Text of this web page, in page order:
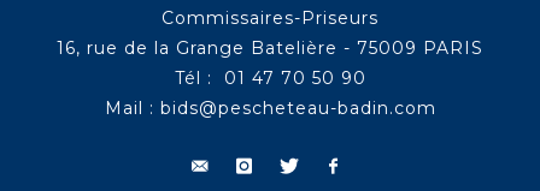
Commissaires-Priseurs
16, rue de la Grange Batelière - 75009 PARIS
Tél : 01 47 70 50 90
Mail : bids@pescheteau-badin.com